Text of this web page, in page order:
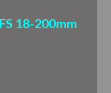
18-200mm